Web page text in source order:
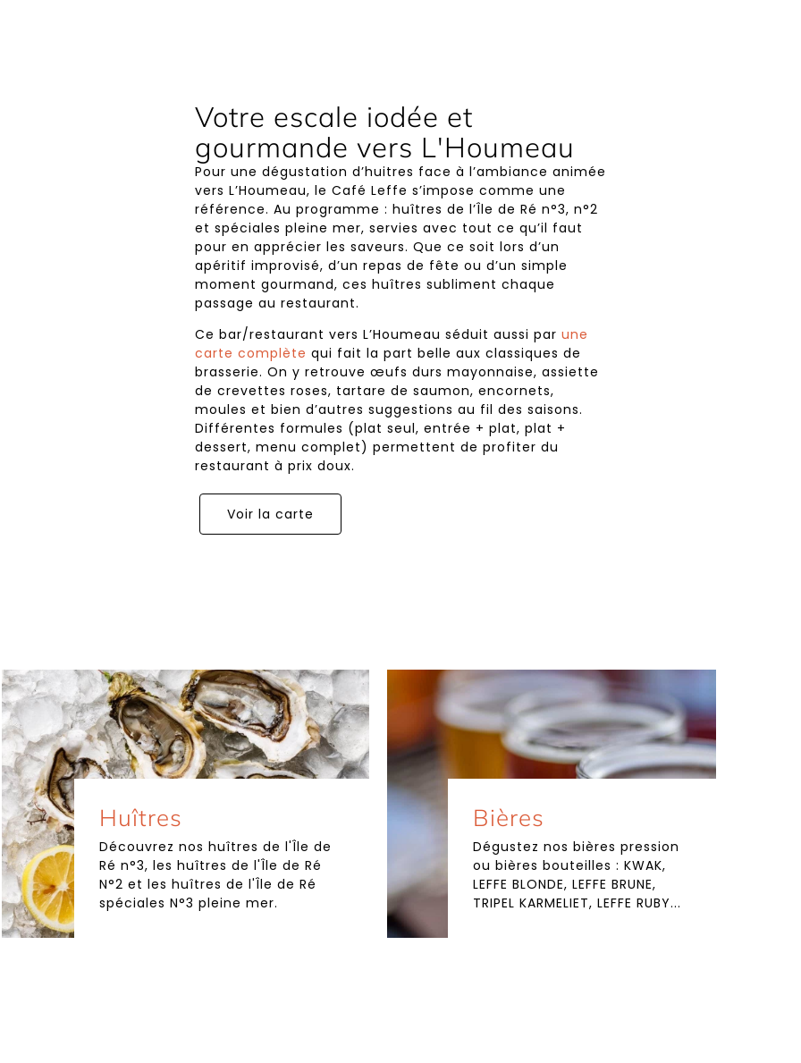
Votre escale iodée et
gourmande vers L'Houmeau
Pour une dégustation d’huitres face à l’ambiance animée
vers L’Houmeau, le Café Leffe s’impose comme une
référence. Au programme : huîtres de l’Île de Ré n°3, n°2
et spéciales pleine mer, servies avec tout ce qu’il faut
pour en apprécier les saveurs. Que ce soit lors d’un
apéritif improvisé, d’un repas de fête ou d’un simple
moment gourmand, ces huîtres subliment chaque
passage au restaurant.
Ce bar/restaurant vers L’Houmeau séduit aussi parune
carte complète qui fait la part belle aux classiques de
brasserie. On y retrouve œufs durs mayonnaise, assiette
de crevettes roses, tartare de saumon, encornets,
moules et bien d’autres suggestions au fil des saisons.
Différentes formules (plat seul, entrée + plat, plat +
dessert, menu complet) permettent de profiter du
restaurant à prix doux.
Voir la carte
Huîtres
Découvrez nos huîtres de l'Île de
Ré n°3, les huîtres de l'Île de Ré
N°2 et les huîtres de l'Île de Ré
spéciales N°3 pleine mer.
Bières
Dégustez nos bières pression
ou bières bouteilles : KWAK,
LEFFE BLONDE, LEFFE BRUNE,
TRIPEL KARMELIET, LEFFE RUBY...